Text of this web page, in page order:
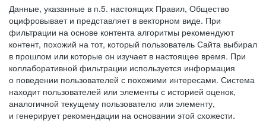
Данные, указанные в п.5. настоящих Правил, Общество
оцифровывает и представляет в векторном виде. При
фильтрации на основе контента алгоритмы рекомендуют
контент, похожий на тот, который пользователь Сайта выбирал
в прошлом или которые он изучает в настоящее время. При
коллаборативной фильтрации используется информация
о поведении пользователей с похожими интересами. Система
находит пользователей или элементы с историей оценок,
аналогичной текущему пользователю или элементу,
и генерирует рекомендации на основании этой схожести.